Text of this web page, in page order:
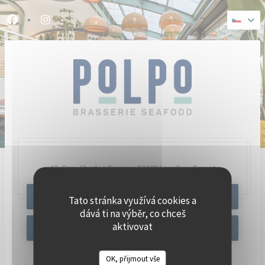
Panel pro správu cookies
Tato stránka využívá cookies a
dává ti na výběr, co chceš
aktivovat
OK, přijmout vše
Facebook ((otevře se v novém okně))
Instagram ((otevře se v novém okně))
47, Quai Charles Pasqua,92300 Levallois-Perret
REZERVOVAT STŮL
OFFER